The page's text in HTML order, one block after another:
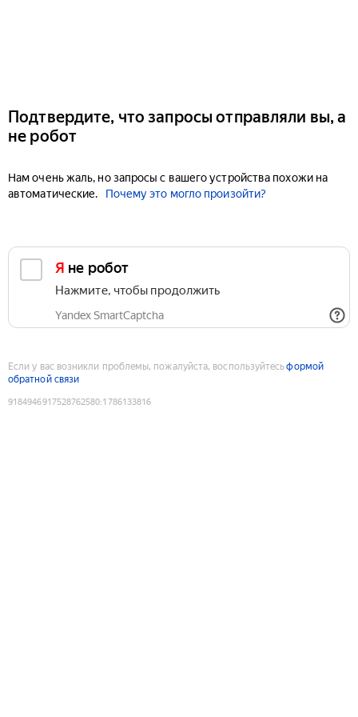
Подтвердите, что запросы отправляли вы, а
не робот
Нам очень жаль, но запросы с вашего устройства похожи на
автоматические.
Почему это могло произойти?
Я не робот
Нажмите, чтобы продолжить
Yandex SmartCaptcha
Если у вас возникли проблемы, пожалуйста, воспользуйтесьформой
обратной связи
9184946917528762580:1786133816